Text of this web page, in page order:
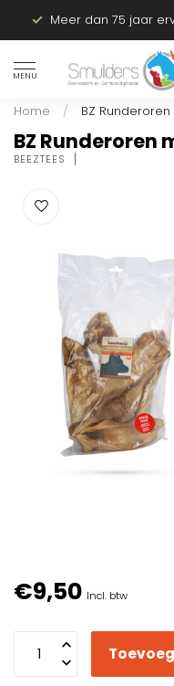
Meer dan 75 jaar
MENU
Home / BZ
BZ Runderoren
BEEZTEES
€9,50 Incl. btw